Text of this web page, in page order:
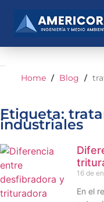
Home / Blog /
Etiqueta:
industriales
16 de
En el